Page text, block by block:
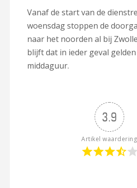
Vanaf de start van de
woensdag stoppen de
naar het noorden al bij
blijft dat in ieder geval
middaguur.
3.9
Artikel waardering